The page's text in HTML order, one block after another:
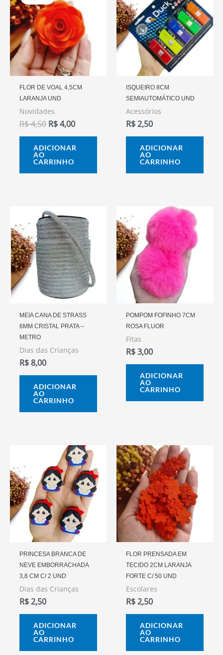
FLOR DE VOAL 4,5CM
LARANJA UND
Novidades
R$4,50
Original
Era:
R$ 4,50.
R$4,00
É:
R$ 4,00.
ADICIONAR
AO
CARRINHO
ISQUEIRO 8CM
SEMIAUTOMÁTICO UND
Acessórios
R$2,50
ADICIONAR
AO
CARRINHO
MEIA CANA DE STRASS
6MM CRISTAL PRATA –
METRO
Dias das Crianças
R$8,00
ADICIONAR
AO
CARRINHO
POMPOM FOFINHO 7CM
ROSA FLUOR
Fitas
R$3,00
ADICIONAR
AO
CARRINHO
PRINCESA BRANCA DE
NEVE EMBORRACHADA
3,8 CM C/ 2 UND
Dias das Crianças
R$2,50
ADICIONAR
AO
CARRINHO
FLOR PRENSADA EM
TECIDO 2CM LARANJA
FORTE C/ 50 UND
Escolares
R$2,50
ADICIONAR
AO
CARRINHO